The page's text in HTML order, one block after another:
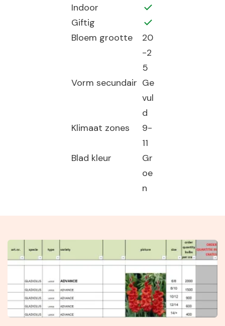
Indoor
Giftig
Bloem grootte
20
-2
5
Vorm secundair Ge
vul
d
Klimaat zones
9-
11
Blad kleur
Gr
oe
n